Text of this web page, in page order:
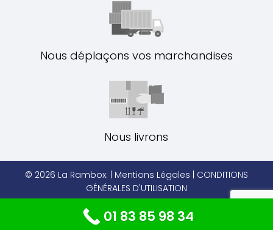
Nous déplaçons vos marchandises
Nous livrons
© 2026 La Rambox. | Mentions Légales
CONDITIONS
GÉNÉRALES D'UTILISATION
facebookpinterestlinkedininstagram
phone
01 83 85 98 34